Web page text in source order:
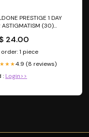
PRESTIGE 1 DAY
ASTIGMATISM (30)
24.00
order: 1 piece
4.9 (8 reviews)
: Login>>